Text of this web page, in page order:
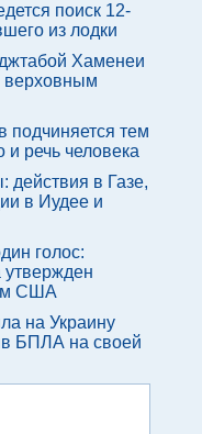
поиск 12-
из лодки
Хаменеи
верховным
подчиняется тем
и речь человека
действия в Газе,
в Иудее и
голос:
США
на Украину
БПЛА на своей